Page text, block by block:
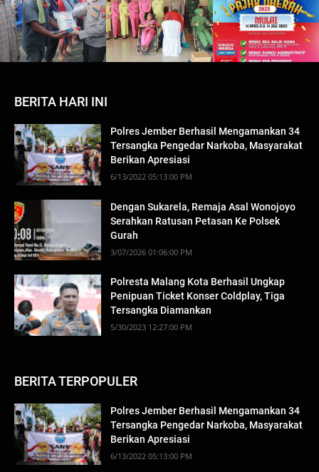
BERITA HARI INI
Polres Jember Berhasil Mengamankan 34
Tersangka Pengedar Narkoba, Masyarakat
Berikan Apresiasi
6/13/2022 05:13:00 PM
Dengan Sukarela, Remaja Asal Wonojoyo
Serahkan Ratusan Petasan Ke Polsek
Gurah
3/07/2026 01:06:00 PM
Polresta Malang Kota Berhasil Ungkap
Penipuan Ticket Konser Coldplay, Tiga
Tersangka Diamankan
5/30/2023 12:27:00 PM
BERITA TERPOPULER
Polres Jember Berhasil Mengamankan 34
Tersangka Pengedar Narkoba, Masyarakat
Berikan Apresiasi
6/13/2022 05:13:00 PM